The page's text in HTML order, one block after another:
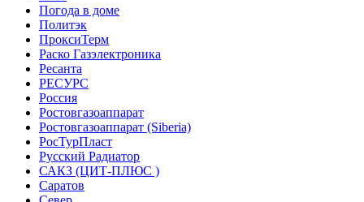
Погода в доме
Политэк
ПроксиТерм
Раско Газэлектроника
Ресанта
РЕСУРС
Россия
Ростовгазоаппарат
Ростовгазоаппарат (Siberia)
РосТурПласт
Русский Радиатор
САКЗ (ЦИТ-ПЛЮС )
Саратов